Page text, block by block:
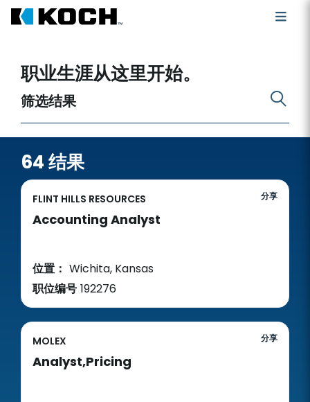
职业生涯从这里开始。
筛选结果
64 结果
FLINT HILLS RESOURCES 分享
Accounting Analyst
位置： Wichita, Kansas
职位编号 192276
MOLEX 分享
Analyst,Pricing